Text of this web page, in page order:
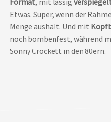
Etwas. Super, wenn der
Menge aushält. Und mit
noch bombenfest, während
Sonny Crockett in den 80ern.